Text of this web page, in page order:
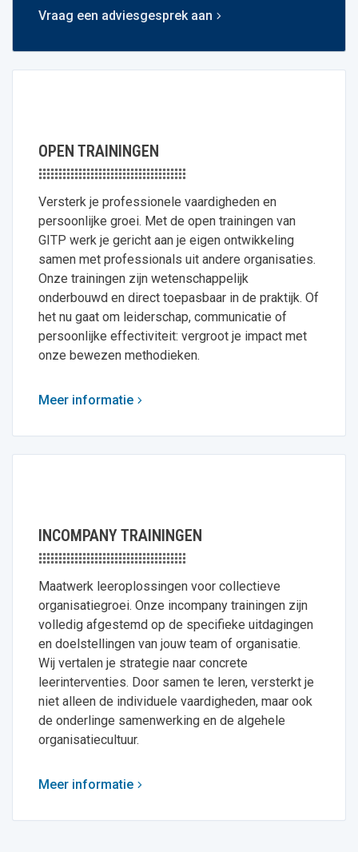
Vraag een adviesgesprek aan
OPEN TRAININGEN
Versterk je professionele vaardigheden en
persoonlijke groei. Met de open trainingen van
GITP werk je gericht aan je eigen ontwikkeling
samen met professionals uit andere organisaties.
Onze trainingen zijn wetenschappelijk
onderbouwd en direct toepasbaar in de praktijk. Of
het nu gaat om leiderschap, communicatie of
persoonlijke effectiviteit: vergroot je impact met
onze bewezen methodieken.
Meer informatie
INCOMPANY TRAININGEN
Maatwerk leeroplossingen voor collectieve
organisatiegroei. Onze incompany trainingen zijn
volledig afgestemd op de specifieke uitdagingen
en doelstellingen van jouw team of organisatie.
Wij vertalen je strategie naar concrete
leerinterventies. Door samen te leren, versterkt je
niet alleen de individuele vaardigheden, maar ook
de onderlinge samenwerking en de algehele
organisatiecultuur.
Meer informatie